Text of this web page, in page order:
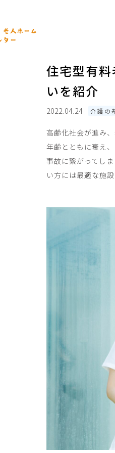
住宅型有
いを紹介
2022.04.24 介護の
高齢化社会が進み
年齢とともに衰え
事故に繋がってし
い方には最適な施